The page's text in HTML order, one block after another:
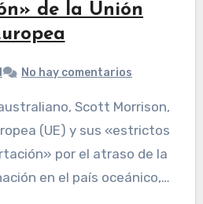
de la Unión
No hay comentarios
(UE) y sus «estrictos
por el atraso de la
en el país oceánico,…